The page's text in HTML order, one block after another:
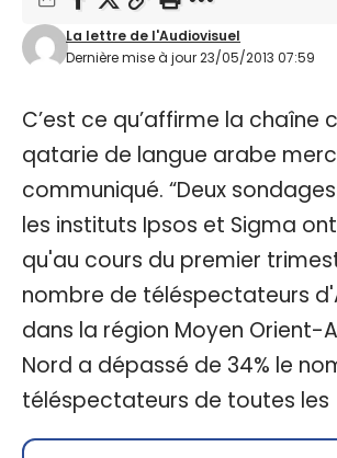
Dernière mise à jour 23/05/2013 07:59
La lettre de l'Audiovisuel
C’est ce qu’affirme la chaîne
qatarie de langue arabe
communiqué. “Deux
les instituts Ipsos et Sigma
qu'au cours du premier
nombre de téléspectateurs
dans la région Moyen Orient-
Nord a dépassé de 34% le
téléspectateurs de toutes les